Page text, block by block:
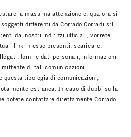
la massima attenzione e, qualora si
differenti da Corrado Corradi srl
dai nostri indirizzi ufficiali, vorrete
link in esse presenti, scaricare,
fornire dati personali, informazioni
di tali comunicazioni.
questa tipologia di comunicazioni,
estranea. In caso di dubbi sulla
potete contattare direttamente Corrado